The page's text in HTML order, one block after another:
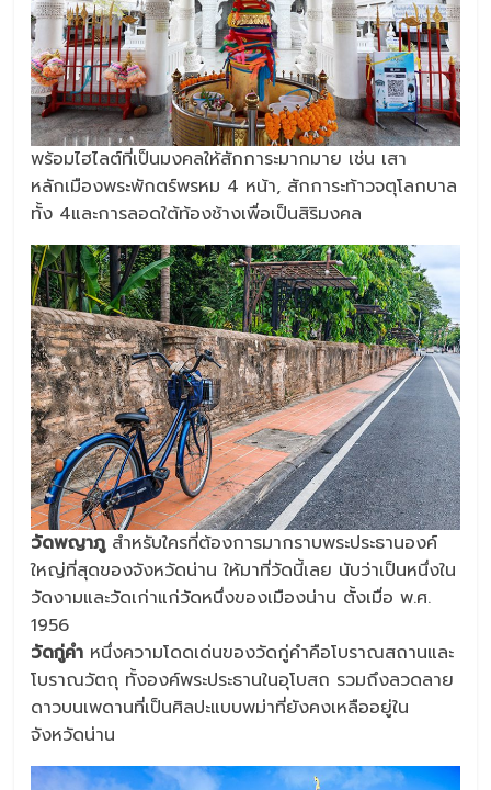
พร้อมไฮไลต์ที่เป็นมงคลให้สักการะมากมาย เช่น เสา
หลักเมืองพระพักตร์พรหม 4 หน้า, สักการะท้าวจตุโลกบาล
ทั้ง 4และการลอดใต้ท้องช้างเพื่อเป็นสิริมงคล
วัดพญาภู สำหรับใครที่ต้องการมากราบพระประธานองค์
ใหญ่ที่สุดของจังหวัดน่าน ให้มาที่วัดนี้เลย นับว่าเป็นหนึ่งใน
วัดงามและวัดเก่าแก่วัดหนึ่งของเมืองน่าน ตั้งเมื่อ พ.ศ.
1956
วัดกู่คำ หนึ่งความโดดเด่นของวัดกู่คำคือโบราณสถานและ
โบราณวัตถุ ทั้งองค์พระประธานในอุโบสถ รวมถึงลวดลาย
ดาวบนเพดานที่เป็นศิลปะแบบพม่าที่ยังคงเหลืออยู่ใน
จังหวัดน่าน